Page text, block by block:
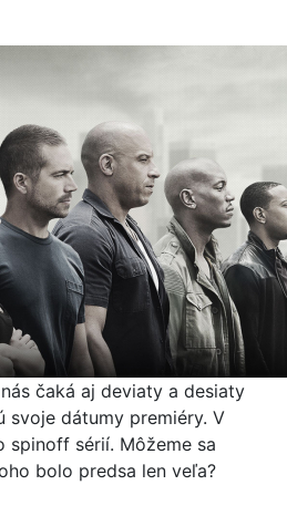
čaká aj deviaty a desiaty
svoje dátumy premiéry. V
spinoff sérií. Môžeme sa
bolo predsa len veľa?